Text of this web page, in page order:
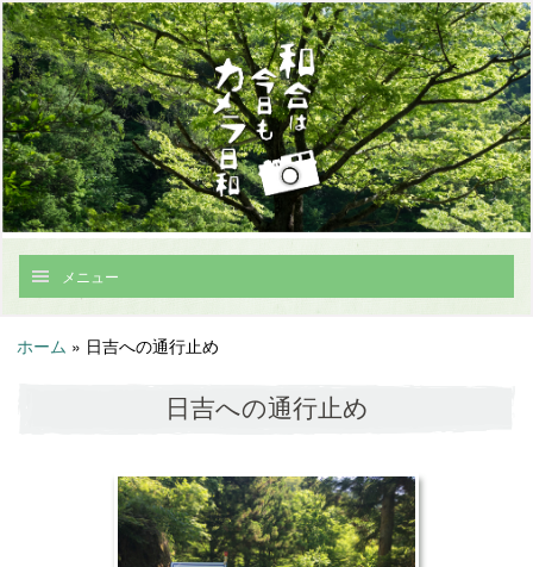
メニュー
ホーム » 日吉への通行止め
日吉への通行止め